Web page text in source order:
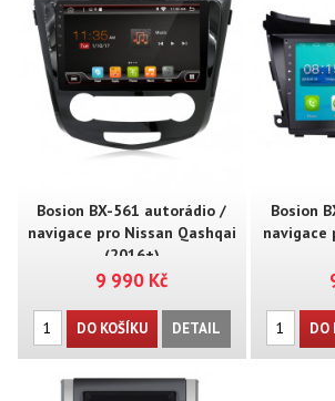
Bosion BX-561 autorádio /
navigace pro Nissan Qashqai
(2016+)
9 990 Kč
DO KOŠÍKU DETAIL
Bosion
navigace
DO